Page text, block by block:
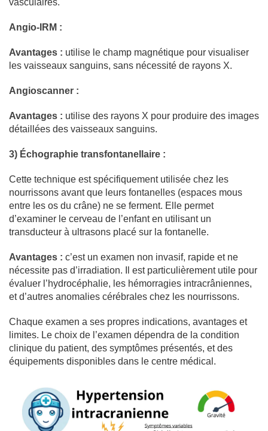
vasculaires.
Angio-IRM :
Avantages : utilise le champ magnétique pour visualiser
les vaisseaux sanguins, sans nécessité de rayons X.
Angioscanner :
Avantages : utilise des rayons X pour produire des images
détaillées des vaisseaux sanguins.
3) Échographie transfontanellaire :
Cette technique est spécifiquement utilisée chez les
nourrissons avant que leurs fontanelles (espaces mous
entre les os du crâne) ne se ferment. Elle permet
d’examiner le cerveau de l’enfant en utilisant un
transducteur à ultrasons placé sur la fontanelle.
Avantages : c’est un examen non invasif, rapide et ne
nécessite pas d’irradiation. Il est particulièrement utile pour
évaluer l’hydrocéphalie, les hémorragies intracrâniennes,
et d’autres anomalies cérébrales chez les nourrissons.
Chaque examen a ses propres indications, avantages et
limites. Le choix de l’examen dépendra de la condition
clinique du patient, des symptômes présentés, et des
équipements disponibles dans le centre médical.